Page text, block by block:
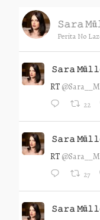
𝚂𝚊𝚛𝚊
Perita No
𝚂𝚊𝚛𝚊
RT
22
𝚂𝚊𝚛𝚊
RT
27
𝚂𝚊𝚛𝚊